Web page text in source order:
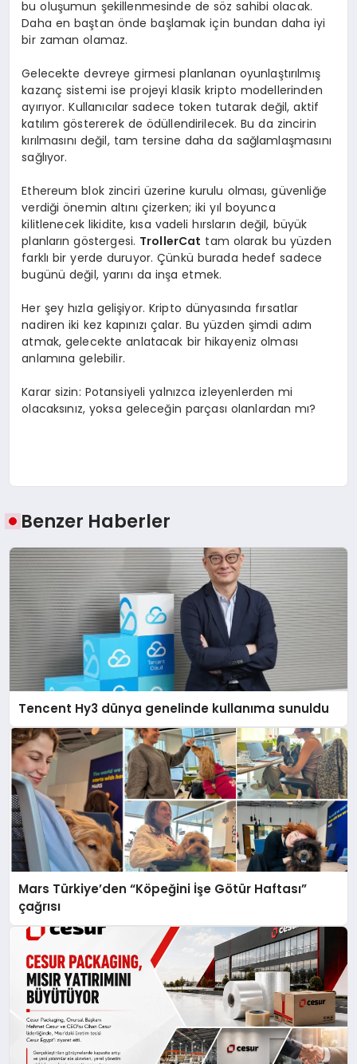
bu oluşumun şekillenmesinde de söz sahibi olacak.
Daha en baştan önde başlamak için bundan daha iyi
bir zaman olamaz.
Gelecekte devreye girmesi planlanan oyunlaştırılmış
kazanç sistemi ise projeyi klasik kripto modellerinden
ayırıyor. Kullanıcılar sadece token tutarak değil, aktif
katılım göstererek de ödüllendirilecek. Bu da zincirin
kırılmasını değil, tam tersine daha da sağlamlaşmasını
sağlıyor.
Ethereum blok zinciri üzerine kurulu olması, güvenliğe
verdiği önemin altını çizerken; iki yıl boyunca
kilitlenecek likidite, kısa vadeli hırsların değil, büyük
planların göstergesi. TrollerCat tam olarak bu yüzden
farklı bir yerde duruyor. Çünkü burada hedef sadece
bugünü değil, yarını da inşa etmek.
Her şey hızla gelişiyor. Kripto dünyasında fırsatlar
nadiren iki kez kapınızı çalar. Bu yüzden şimdi adım
atmak, gelecekte anlatacak bir hikayeniz olması
anlamına gelebilir.
Karar sizin: Potansiyeli yalnızca izleyenlerden mi
olacaksınız, yoksa geleceğin parçası olanlardan mı?
Benzer Haberler
Tencent Hy3 dünya genelinde kullanıma sunuldu
Mars Türkiye’den “Köpeğini İşe Götür Haftası”
çağrısı